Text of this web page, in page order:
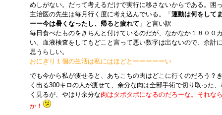
めしがない。だって考えるだけで実行に移さないからである。困
主治医の先生は毎月行く度に考え込んでいる。「 運動は何をして
ーー今は暑くなったし、帰ると疲れて 」と言い訳
毎日食べたものをきちんと付けているのだが、なかなか１８００
い。血液検査をしてもどこと言って悪い数字は出ないので、余計
思うらしい。
おにぎり１個の生活は私にはほどとーーーーーい
でも今から私が痩せると、あちこちの肉はどこに行くのだろう？
く出る300キロの人が痩せて、余分な肉は全部手術で切り取った
く見るが、やはり余分な肉はタポタポになるのだろーな。それな
か！